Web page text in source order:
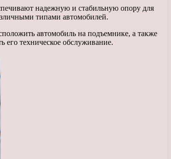
надежную и стабильную опору для
типами автомобилей.
автомобиль на подъемнике, а также
его техническое обслуживание.